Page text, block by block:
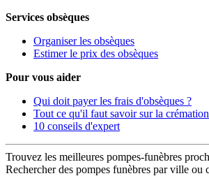
Services obsèques
Organiser les obsèques
Estimer le prix des obsèques
Pour vous aider
Qui doit payer les frais d'obsèques ?
Tout ce qu'il faut savoir sur la crémation
10 conseils d'expert
Trouvez les meilleures pompes-funèbres
Rechercher des pompes funèbres par ville ou